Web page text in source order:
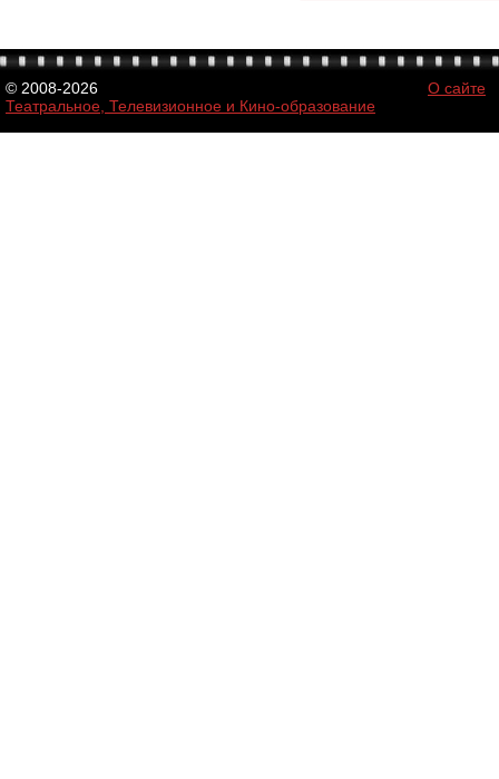
© 2008-2026
Театральное, Телевизионное и Кино-образование
О сайте